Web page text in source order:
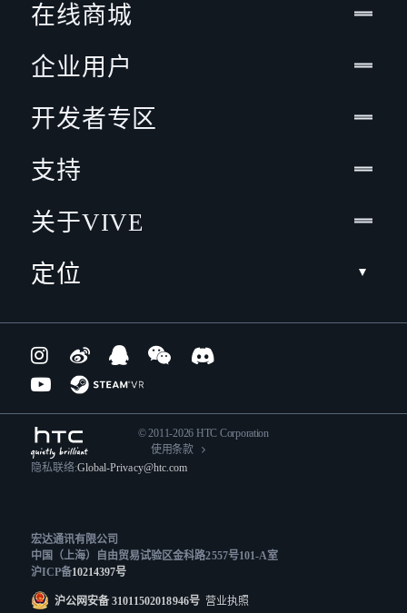
在线商城
企业用户
开发者专区
支持
关于VIVE
定位
© 2011-2026 HTC Corporation
使用条款
隐私联络:Global-Privacy@htc.com
宏达通讯有限公司
中国（上海）自由贸易试验区金科路2557号101-A室
沪ICP备10214397号
沪公网安备 31011502018946号营业执照